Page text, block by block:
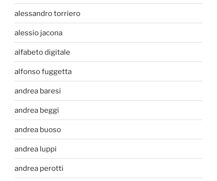
alessandro torriero
alessio jacona
alfabeto digitale
alfonso fuggetta
andrea baresi
andrea beggi
andrea buoso
andrea luppi
andrea perotti